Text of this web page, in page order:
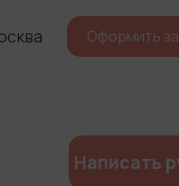
Оформить
Написать